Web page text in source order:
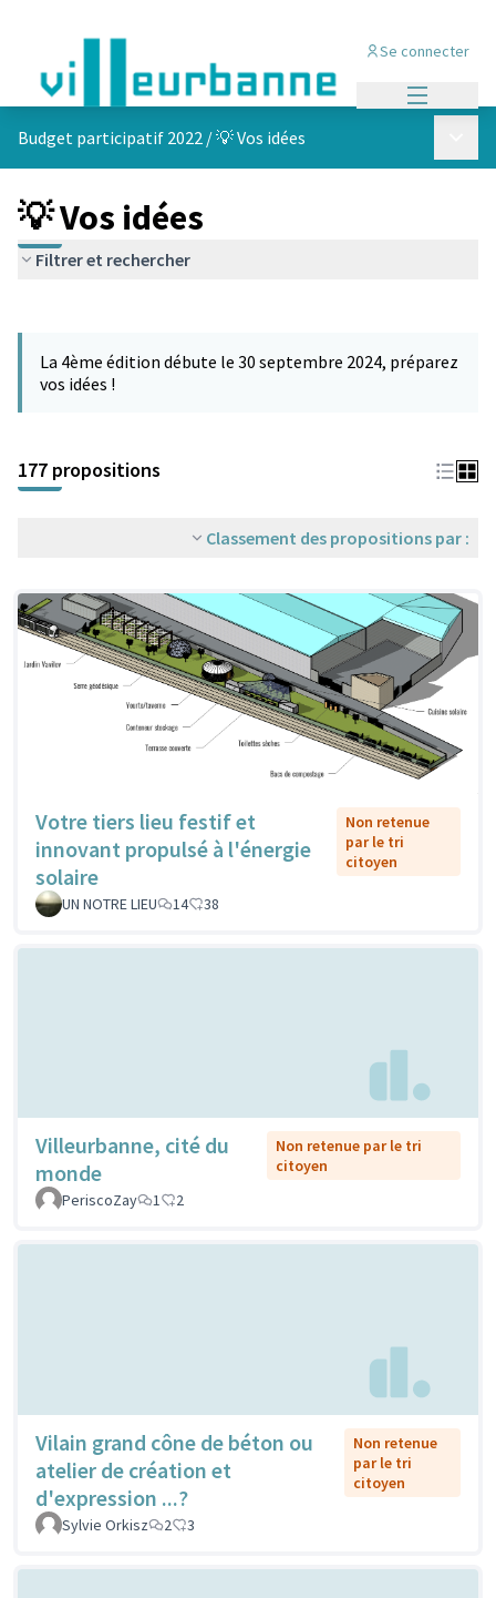
Se connecter
Budget participatif 2022 /💡 Vos idées
💡 Vos idées
Filtrer et rechercher
−
La 4ème édition débute le 30 septembre 2024, préparez
vos idées !
177 propositions
Classement des propositions par :
Votre tiers lieu festif et
innovant propulsé à l'énergie
solaire
Non retenue
par le tri
citoyen
UN NOTRE LIEU 14 38
Villeurbanne, cité du
monde
Non retenue par le tri
citoyen
PeriscoZay
1 2
Vilain grand cône de béton ou
atelier de création et
d'expression ...?
Non retenue
par le tri
citoyen
Sylvie Orkisz 2 3